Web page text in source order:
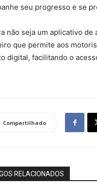
seu progresso e se
não seja um aplicativo de
que permite aos
digital, facilitando o
Compartilhado
RELACIONADOS